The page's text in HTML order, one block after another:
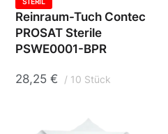
Reinraum-Tuch Contec
PROSAT Sterile
PSWE0001-BPR
28,25 € 10 Stück